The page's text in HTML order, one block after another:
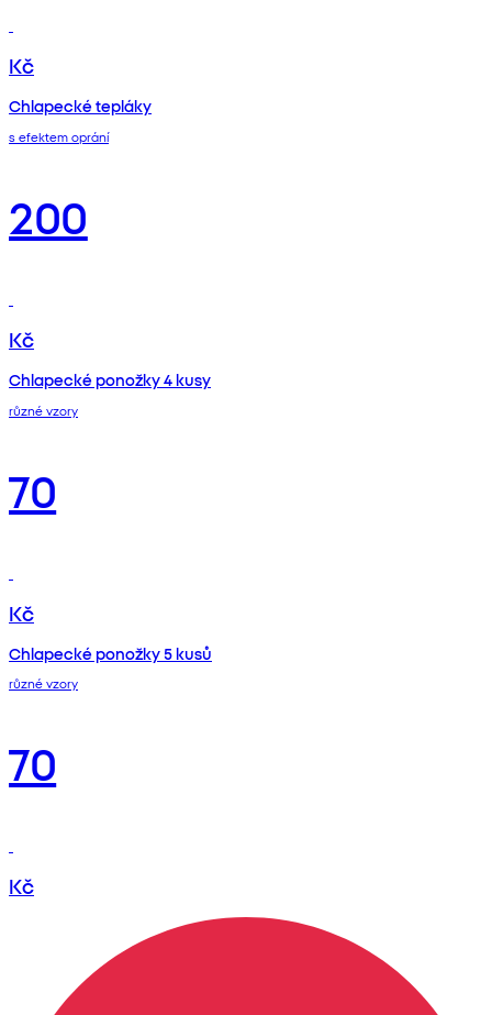
Kč
Chlapecké tepláky
s efektem oprání
200
Kč
Chlapecké ponožky 4 kusy
různé vzory
70
Kč
Chlapecké ponožky 5 kusů
různé vzory
70
Kč